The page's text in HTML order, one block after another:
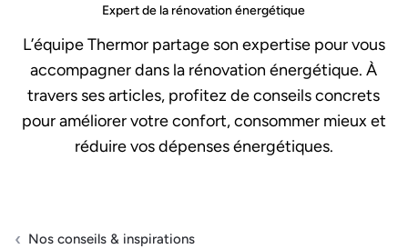
Expert de la rénovation énergétique
L’équipe Thermor partage son expertise pour vous
accompagner dans la rénovation énergétique. À
travers ses articles, profitez de conseils concrets
pour améliorer votre confort, consommer mieux et
réduire vos dépenses énergétiques.
Nos conseils & inspirations